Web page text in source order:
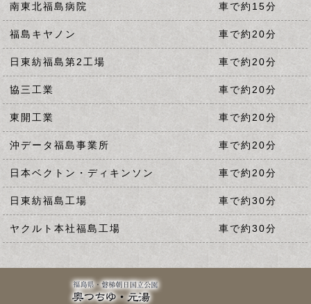
南東北福島病院 車で約15分
福島キヤノン 車で約20分
日東紡福島第2工場 車で約20分
協三工業 車で約20分
東開工業 車で約20分
沖データ福島事業所 車で約20分
日本ベクトン・ディキンソン 車で約20分
日東紡福島工場 車で約30分
ヤクルト本社福島工場 車で約30分